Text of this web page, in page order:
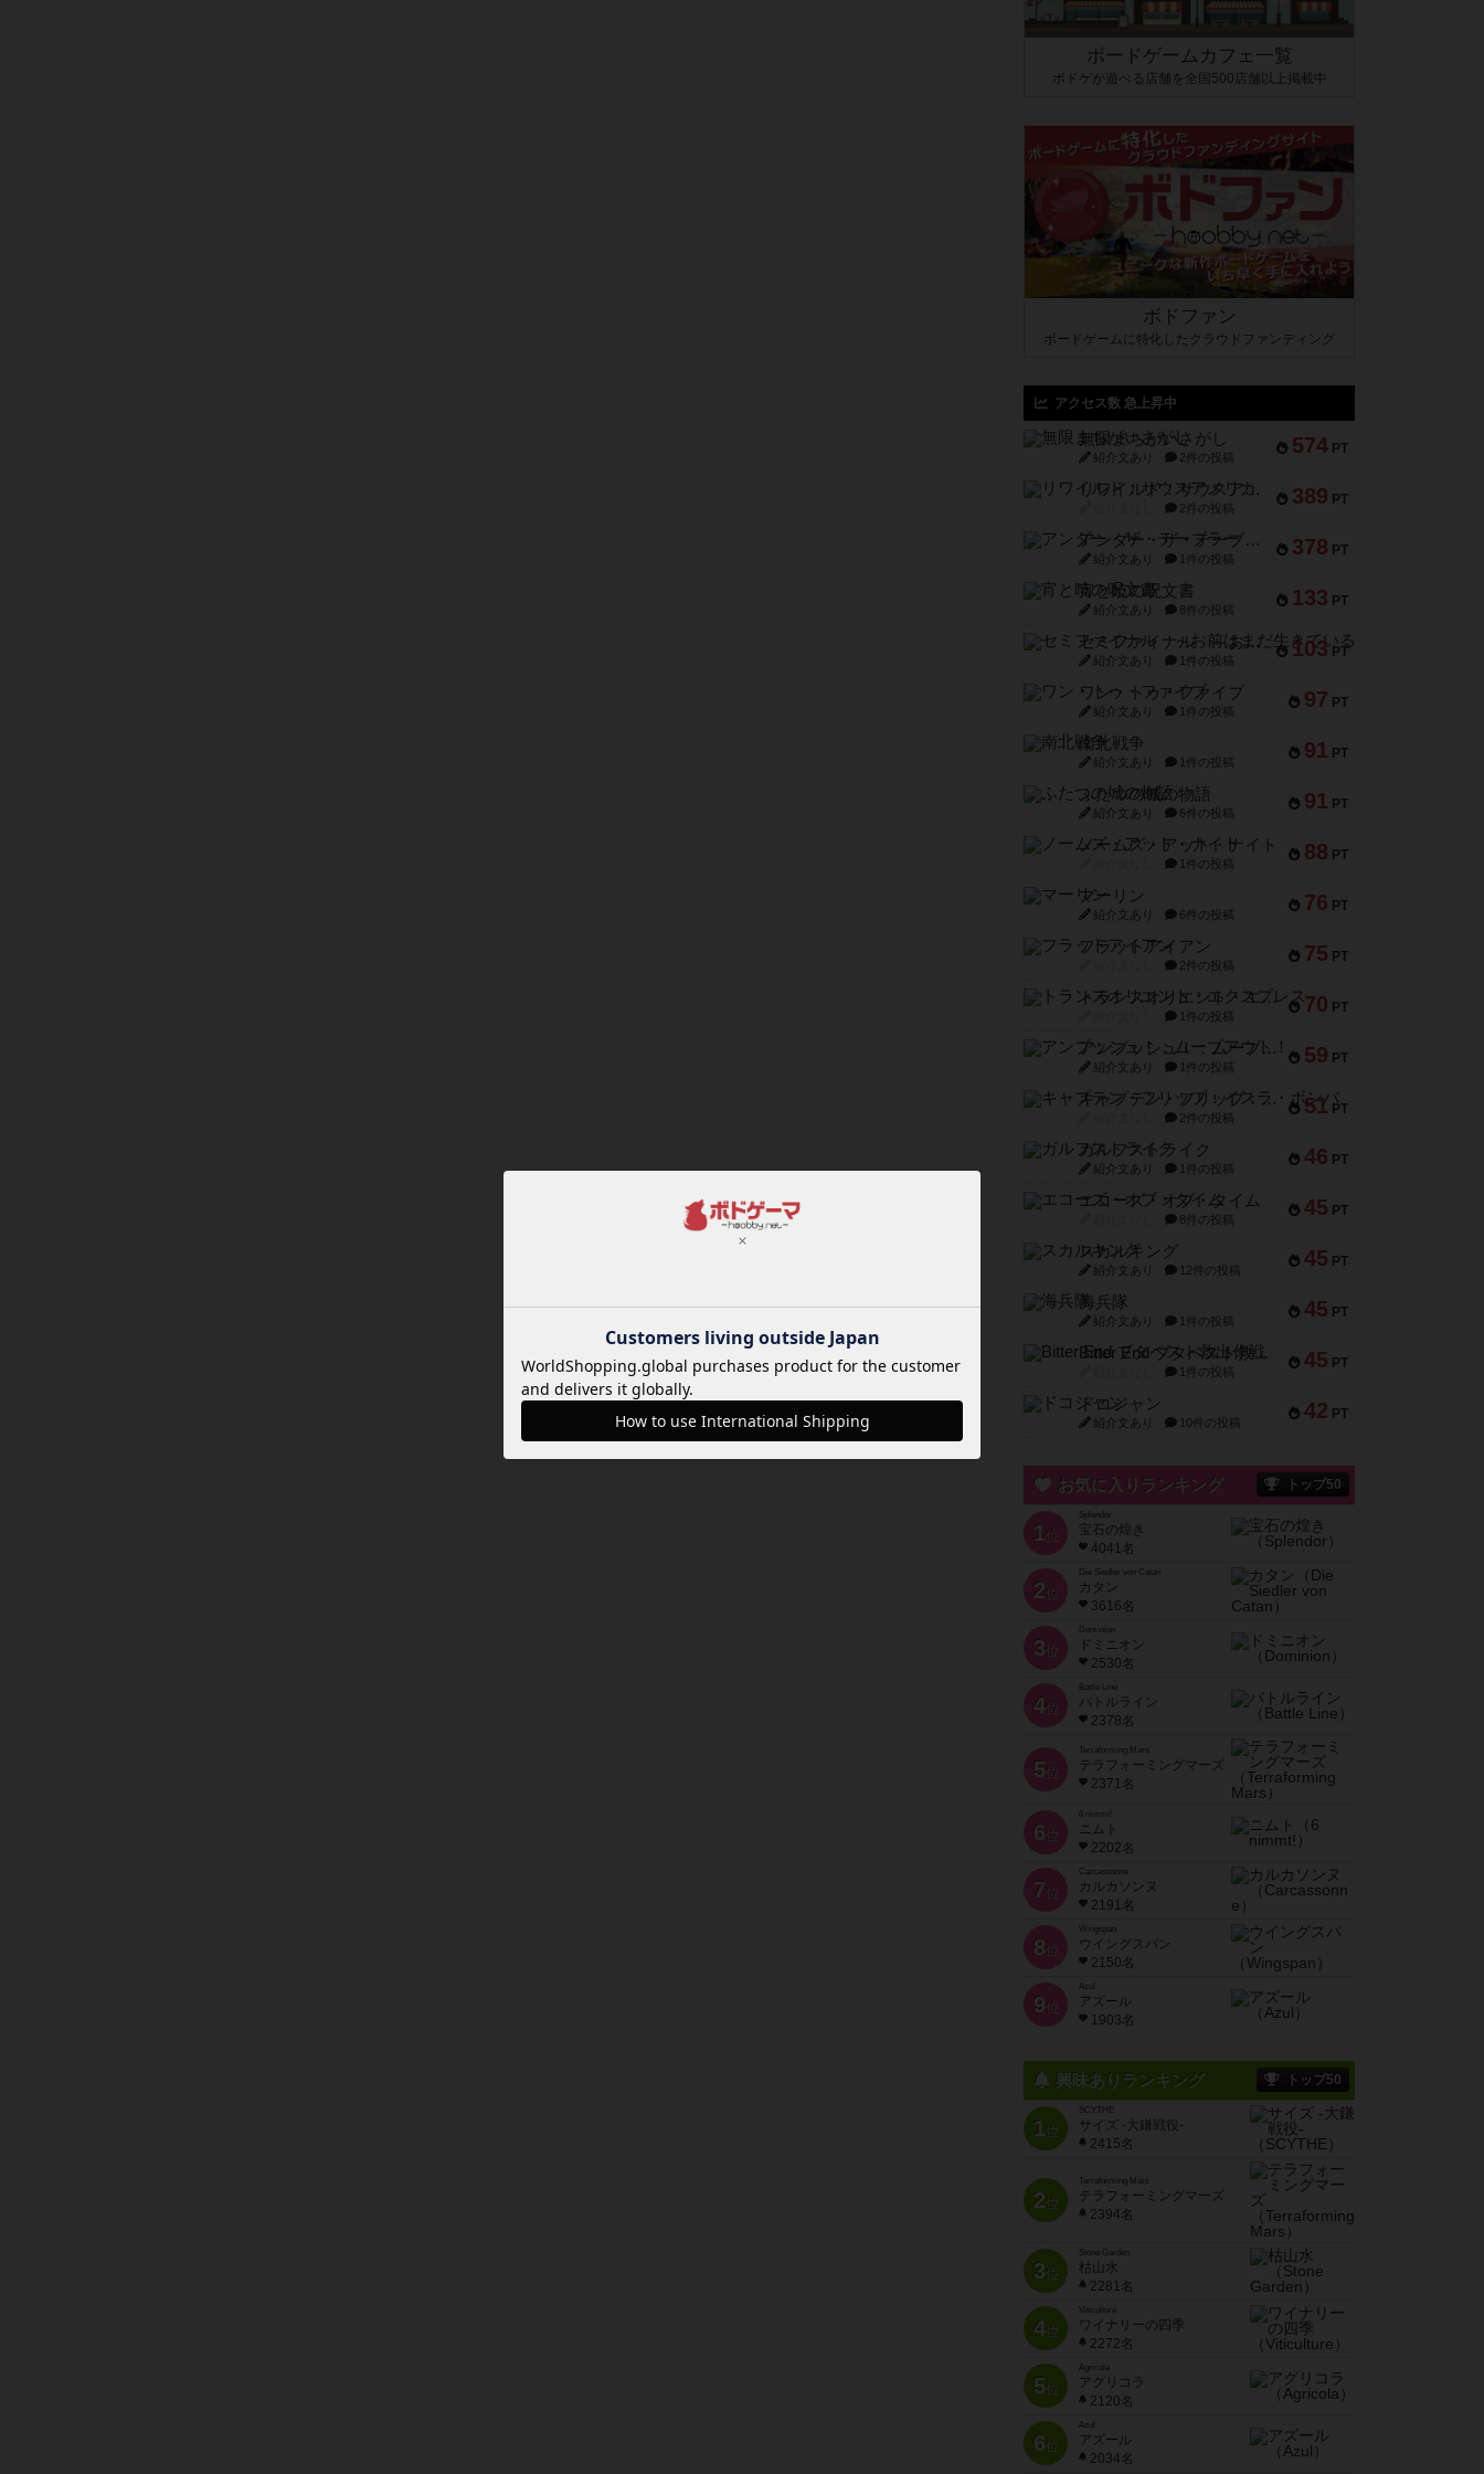
ボードゲームカフェ一覧
ボドゲが遊べる店舗を全国500店舗以上掲載中
ボドファン
ボードゲームに特化したクラウドファンディング
アクセス数 急上昇中
574 PT
無限まちがいさがし
紹介文あり 2件の投稿
389 PT
リワイルド：サウスアメリカ
2件の投稿
378 PT
アンダー・ザ・テーブラー
紹介文あり 1件の投稿
133 PT
宵と暁の呪文書
紹介文あり 8件の投稿
103 PT
セミファイナル ～お前はまだ生きている～
紹介文あり 1件の投稿
97 PT
ワン・トゥ・ファイブ
紹介文あり 1件の投稿
91 PT
南北戦争
紹介文あり 1件の投稿
91 PT
ふたつの城の物語
紹介文あり 6件の投稿
88 PT
ノームズ・アット・ナイト
1件の投稿
76 PT
マーリン
紹介文あり 6件の投稿
75 PT
フラットアイアン
2件の投稿
70 PT
トランスオリエント・エクスプレス
1件の投稿
59 PT
アンブッシュ！：ムーブアウト！
紹介文あり 1件の投稿
51 PT
キャプテン・フリップ：イスラ・ボンバ
2件の投稿
46 PT
ガルフストライク
紹介文あり 1件の投稿
45 PT
エコーズ・オブ・タイム
8件の投稿
45 PT
スカルキング
紹介文あり 12件の投稿
45 PT
海兵隊
紹介文あり 1件の投稿
45 PT
Bitter End ブタペスト救出作戦
1件の投稿
42 PT
ドコジャン
紹介文あり 10件の投稿
お気に入りランキング トップ50
1位
Splendor
宝石の煌き
4041名
2位
Die Siedler von Catan
カタン
3616名
3位
Dominion
ドミニオン
2530名
4位
Battle Line
バトルライン
2378名
5位
Terraforming Mars
テラフォーミングマーズ
2371名
6位
6 nimmt!
ニムト
2202名
7位
Carcassonne
カルカソンヌ
2191名
8位
Wingspan
ウイングスパン
2150名
9位
Azul
アズール
1903名
興味ありランキング トップ50
1位
SCYTHE
サイズ -大鎌戦役-
2415名
2位
Terraforming Mars
テラフォーミングマーズ
2394名
3位
Stone Garden
枯山水
2281名
4位
Viticulture
ワイナリーの四季
2272名
5位
Agricola
アグリコラ
2120名
6位
Azul
アズール
2034名